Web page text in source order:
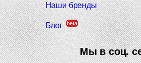
Наши бренды
Блог beta
Мы в соц.